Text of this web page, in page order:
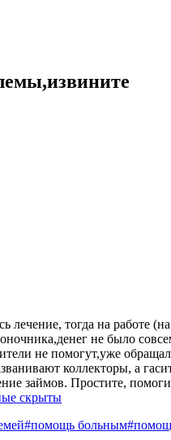
лечение, тогда на
не было
не помогут,уже
коллекторы, а
займов. Простите,
скрыты
#помощь больным